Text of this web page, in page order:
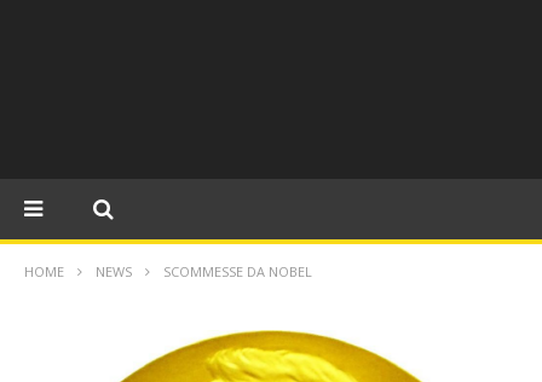
HOME NEWS SCOMMESSE DA NOBEL